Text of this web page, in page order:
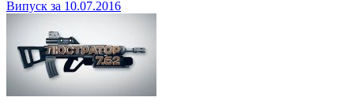
Випуск за 10.07.2016